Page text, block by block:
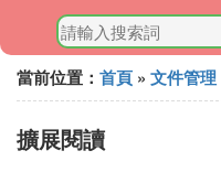
當前位置： 首頁 » 文件管理
擴展閱讀